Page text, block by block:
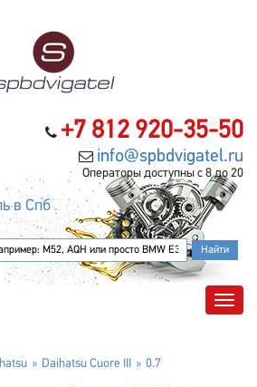
+7 812 920-35-50
info@spbdvigatel.ru
Операторы доступны с 8 до 20
в Спб
Daihatsu Cuore III 0.7